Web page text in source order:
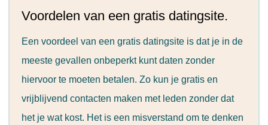
Voordelen van een gratis datingsite.
Een voordeel van een gratis datingsite is dat je in de
meeste gevallen onbeperkt kunt daten zonder
hiervoor te moeten betalen. Zo kun je gratis en
vrijblijvend contacten maken met leden zonder dat
het je wat kost. Het is een misverstand om te denken